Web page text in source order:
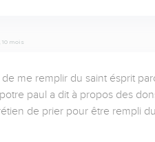
10 mois
me remplir du saint ésprit
paul a dit à propos des
de prier pour être rempli